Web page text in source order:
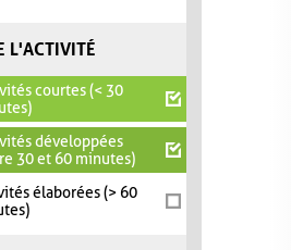
L'ACTIVITÉ
courtes (< 30
développées
30 et 60 minutes)
élaborées (> 60